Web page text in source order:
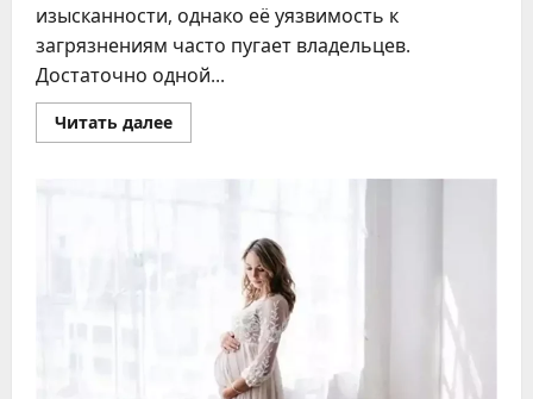
изысканности, однако её уязвимость к
загрязнениям часто пугает владельцев.
Достаточно одной...
Читать далееПрочитать
больше
условиях
действенные
секреты